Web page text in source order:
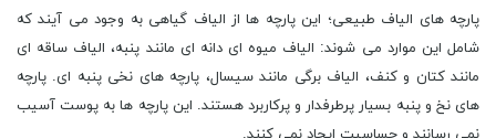
پارچه های الیاف طبیعی؛ این پارچه ‌ها از الیاف گیاهی به وجود می ‌آیند که
شامل این موارد می ‌شوند: الیاف میوه ‌ای دانه ‌ای مانند پنبه، الیاف ساقه ‌ای
مانند کتان و کنف، الیاف برگی مانند سیسال، پارچه ‌های نخی پنبه‌ ای. پارچه
‌های نخ و پنبه بسیار پرطرفدار و پرکاربرد هستند. این پارچه ‌ها به پوست آسیب